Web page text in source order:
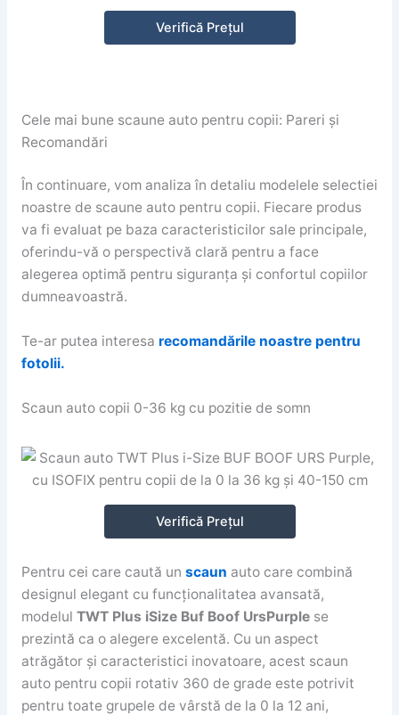
Verifică Prețul
Cele mai bune scaune auto pentru copii: Pareri și
Recomandări
În continuare, vom analiza în detaliu modelele selectiei
noastre de scaune auto pentru copii. Fiecare produs
va fi evaluat pe baza caracteristicilor sale principale,
oferindu-vă o perspectivă clară pentru a face
alegerea optimă pentru siguranța și confortul copiilor
dumneavoastră.
Te-ar putea interesa recomandările noastre pentru
fotolii.
Scaun auto copii 0-36 kg cu pozitie de somn
Verifică Prețul
Pentru cei care caută un scaun auto care combină
designul elegant cu funcționalitatea avansată,
modelul TWT Plus iSize Buf Boof UrsPurple se
prezintă ca o alegere excelentă. Cu un aspect
atrăgător și caracteristici inovatoare, acest scaun
auto pentru copii rotativ 360 de grade este potrivit
pentru toate grupele de vârstă de la 0 la 12 ani,